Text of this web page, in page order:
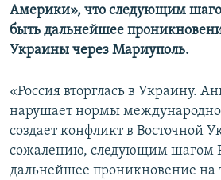
Америки», что следующим
быть дальнейшее
Украины через Мариуполь.
«Россия вторглась в Украину.
нарушает нормы
создает конфликт в Восточной
сожалению, следующим шагом
дальнейшее проникновение на